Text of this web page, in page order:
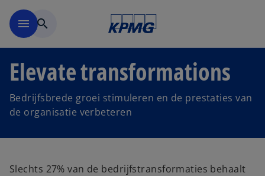
menu search
Elevate transformations
Bedrijfsbrede groei stimuleren en de prestaties van
de organisatie verbeteren
Slechts 27% van de bedrijfstransformaties behaalt